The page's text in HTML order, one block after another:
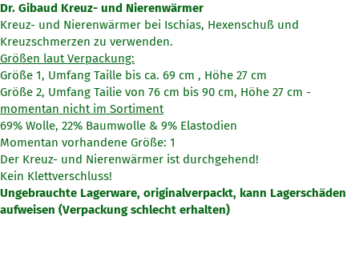
Dr. Gibaud Kreuz- und Nierenwärmer
Kreuz- und Nierenwärmer bei Ischias, Hexenschuß und
Kreuzschmerzen zu verwenden.
Größen laut Verpackung:
Größe 1, Umfang Taille bis ca. 69 cm , Höhe 27 cm
Größe 2, Umfang Tailie von 76 cm bis 90 cm, Höhe 27 cm -
momentan nicht im Sortiment
69% Wolle, 22% Baumwolle & 9% Elastodien
Momentan vorhandene Größe: 1
Der Kreuz- und Nierenwärmer ist durchgehend!
Kein Klettverschluss!
Ungebrauchte Lagerware, originalverpackt, kann Lagerschäden
aufweisen (Verpackung schlecht erhalten)